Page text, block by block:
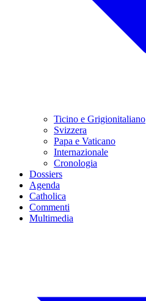
Ticino e Grigionitaliano
Svizzera
Papa e Vaticano
Internazionale
Cronologia
Dossiers
Agenda
Catholica
Commenti
Multimedia